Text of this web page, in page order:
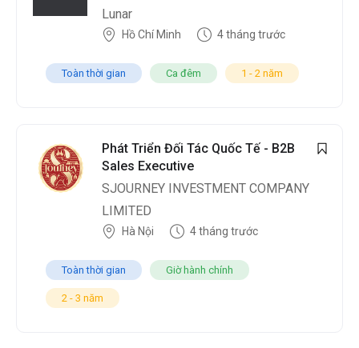
Lunar
Hồ Chí Minh 4 tháng trước
Toàn thời gian Ca đêm 1 - 2 năm
Phát Triển Đối Tác Quốc Tế - B2B
Sales Executive
SJOURNEY INVESTMENT COMPANY
LIMITED
Hà Nội 4 tháng trước
Toàn thời gian Giờ hành chính
2 - 3 năm